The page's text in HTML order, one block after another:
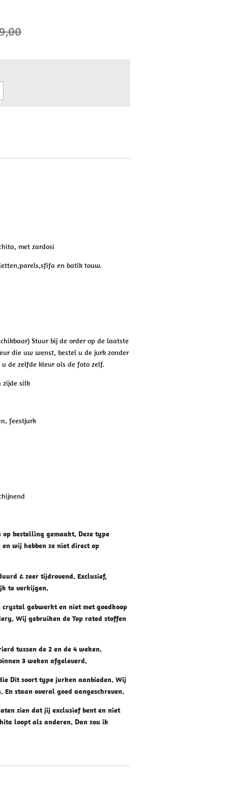
met zardosi
en batik touw.
Stuur bij de order op de laatste
die uw wenst, bestel u de jurk zonder
de zelfde kleur als de foto zelf.
zijde silk
feestjurk
bestelling gemaakt. Deze type
wij hebben ze niet direct op
& zeer tijdrovend. Exclusief,
te verkijgen.
gebwerkt en niet met goedkoop
Wij gebruiken de Top rated stoffen
tussen de 2 en de 4 weken.
3 weken afgeleverd.
Dit soort type jurken aanbieden. Wij
staan overal goed aangeschreven.
zien dat jij exclusief bent en niet
loopt als anderen. Dan zou ik